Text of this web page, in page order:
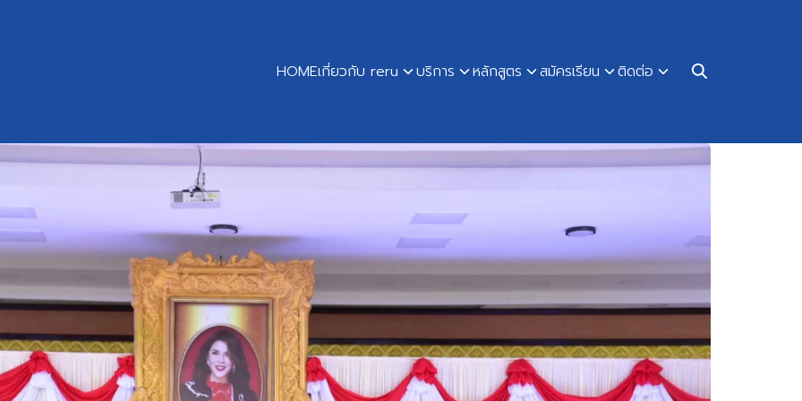
HOMEเกี่ยวกับ reru บริการ หลักสูตร สมัครเรียน ติดต่อ